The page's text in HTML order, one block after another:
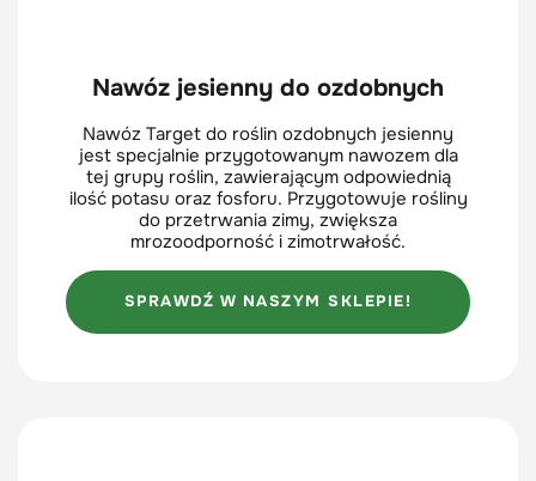
Nawóz jesienny do ozdobnych
Nawóz Target do roślin ozdobnych jesienny
jest specjalnie przygotowanym nawozem dla
tej grupy roślin, zawierającym odpowiednią
ilość potasu oraz fosforu. Przygotowuje rośliny
do przetrwania zimy, zwiększa
mrozoodporność i zimotrwałość.
SPRAWDŹ W NASZYM SKLEPIE!